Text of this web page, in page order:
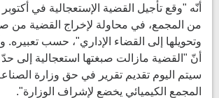
أنّه "وقع تأجيل القضية الإستعجالية في
من المجمع، في محاولة لإخراج القضية من
وتحويلها إلى القضاء الإداري"، حسب تعبيره.
أنّ "القضية مازالت صبغتها استعجالية إلى حدّ
سيتم اليوم تقديم تقرير في حق وزارة
المجمع الكيميائي يخضع لإشراف الوزارة".